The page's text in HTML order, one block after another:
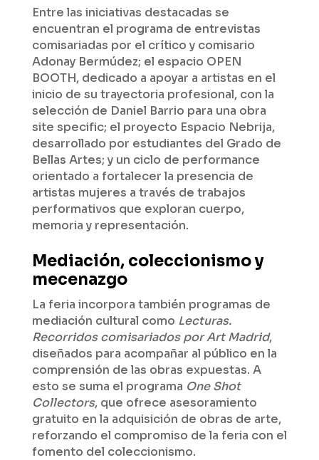
Entre las iniciativas destacadas se
encuentran el programa de entrevistas
comisariadas por el crítico y comisario
Adonay Bermúdez; el espacio OPEN
BOOTH, dedicado a apoyar a artistas en el
inicio de su trayectoria profesional, con la
selección de Daniel Barrio para una obra
site specific; el proyecto Espacio Nebrija,
desarrollado por estudiantes del Grado de
Bellas Artes; y un ciclo de performance
orientado a fortalecer la presencia de
artistas mujeres a través de trabajos
performativos que exploran cuerpo,
memoria y representación.
Mediación, coleccionismo y
mecenazgo
La feria incorpora también programas de
mediación cultural como Lecturas.
Recorridos comisariados por Art Madrid,
diseñados para acompañar al público en la
comprensión de las obras expuestas. A
esto se suma el programa One Shot
Collectors, que ofrece asesoramiento
gratuito en la adquisición de obras de arte,
reforzando el compromiso de la feria con el
fomento del coleccionismo.